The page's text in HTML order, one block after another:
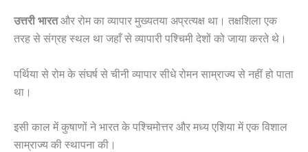
उत्तरी भारतऔर रोम का व्यापार मुख्यतया अप्रत्यक्ष था। तक्षशिला एक
तरह से संग्रह स्थल था जहाँ से व्यापारी पश्चिमी देशों को जाया करते थे।
पर्थिया से रोम के संघर्ष से चीनी व्यापार सीधे रोमन साम्राज्य से नहीं हो पाता
था।
इसी काल में कुषाणों ने भारत के पश्चिमोत्तर और मध्य एशिया में एक विशाल
साम्राज्य की स्थापना की।